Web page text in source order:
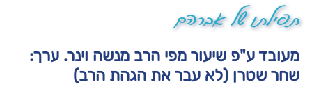
תפילתו של אברהם
מעובד ע"פ שיעור מפי הרב מנשה וינר. ערך:
שחר שטרן (לא עבר את הגהת הרב)